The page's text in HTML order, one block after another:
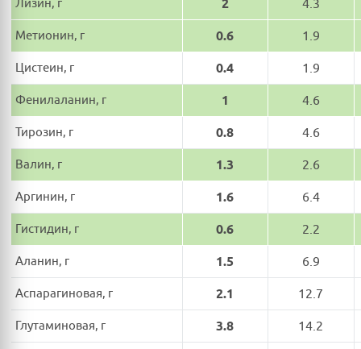
Лизин, г 2 4.3
Метионин, г 0.6 1.9
Цистеин, г 0.4 1.9
Фенилаланин, г 1 4.6
Тирозин, г 0.8 4.6
Валин, г 1.3 2.6
Аргинин, г 1.6 6.4
Гистидин, г 0.6 2.2
Аланин, г 1.5 6.9
Аспарагиновая, г 2.1 12.7
Глутаминовая, г 3.8 14.2